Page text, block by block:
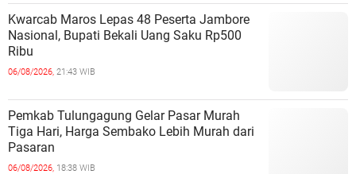
Kwarcab Maros Lepas 48 Peserta Jambore
Nasional, Bupati Bekali Uang Saku Rp500
Ribu
06/08/2026, 21:43 WIB
Pemkab Tulungagung Gelar Pasar Murah
Tiga Hari, Harga Sembako Lebih Murah dari
Pasaran
06/08/2026, 18:38 WIB